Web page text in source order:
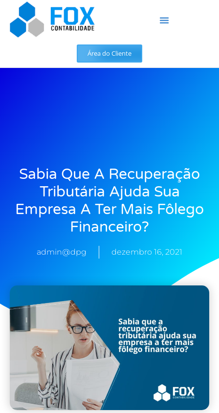
Área do Cliente
Sabia Que A Recuperação
Tributária Ajuda Sua
Empresa A Ter Mais Fôlego
Financeiro?
admin@dpg dezembro 16, 2021